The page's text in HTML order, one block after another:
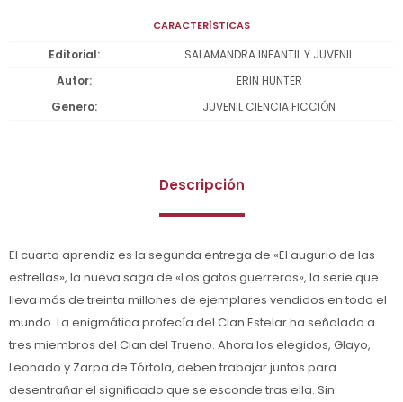
CARACTERÍSTICAS
Editorial
SALAMANDRA INFANTIL Y JUVENIL
Autor
ERIN HUNTER
Genero
JUVENIL CIENCIA FICCIÓN
Descripción
El cuarto aprendiz es la segunda entrega de «El augurio de las
estrellas», la nueva saga de «Los gatos guerreros», la serie que
lleva más de treinta millones de ejemplares vendidos en todo el
mundo. La enigmática profecía del Clan Estelar ha señalado a
tres miembros del Clan del Trueno. Ahora los elegidos, Glayo,
Leonado y Zarpa de Tórtola, deben trabajar juntos para
desentrañar el significado que se esconde tras ella. Sin